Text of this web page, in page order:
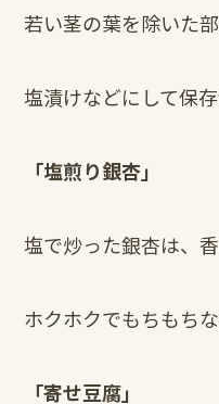
若い茎の葉を除いた
塩漬けなどにして保
「塩煎り銀杏」
塩で炒った銀杏は、
ホクホクでもちもち
「寄せ豆腐」